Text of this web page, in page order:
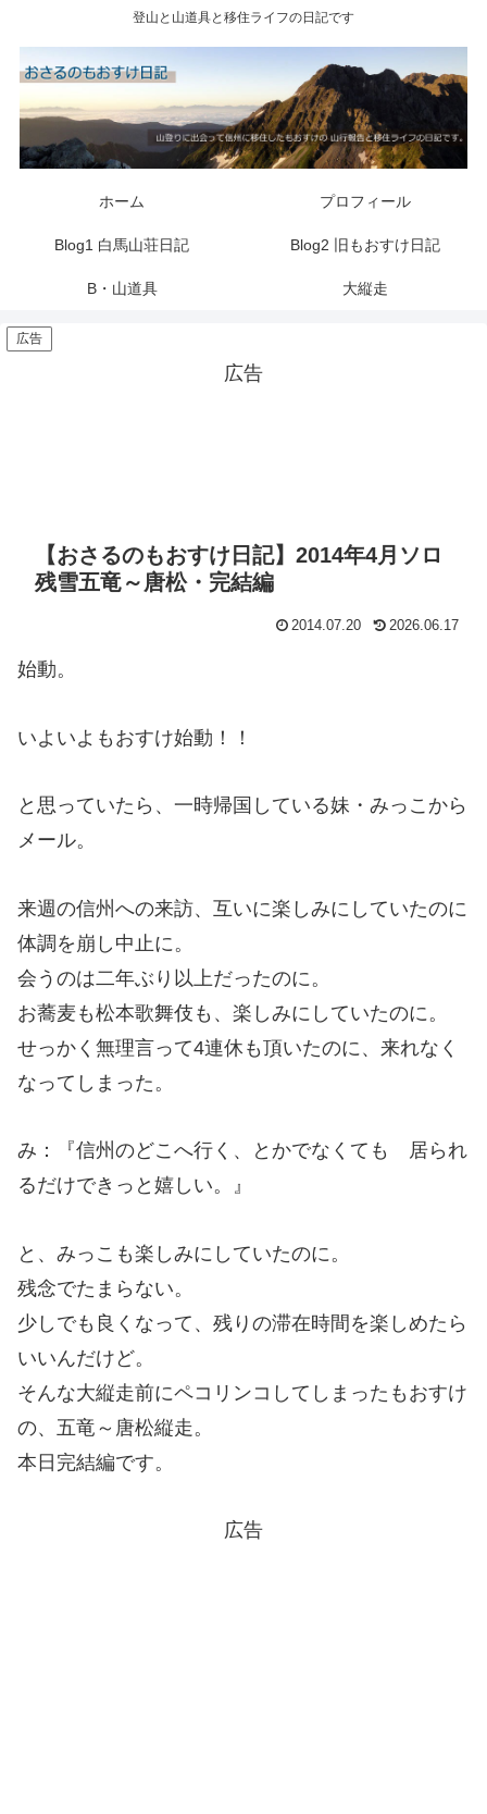
登山と山道具と移住ライフの日記です
ホーム プロフィール
Blog1 白馬山荘日記 Blog2 旧もおすけ日記
B・山道具 大縦走
広告
広告
【おさるのもおすけ日記】2014年4月ソロ
残雪五竜～唐松・完結編
2014.07.20 2026.06.17
始動。
いよいよもおすけ始動！！
と思っていたら、一時帰国している妹・みっこから
メール。
来週の信州への来訪、互いに楽しみにしていたのに
体調を崩し中止に。
会うのは二年ぶり以上だったのに。
お蕎麦も松本歌舞伎も、楽しみにしていたのに。
せっかく無理言って4連休も頂いたのに、来れなく
なってしまった。
み：『信州のどこへ行く、とかでなくても 居られ
るだけできっと嬉しい。』
と、みっこも楽しみにしていたのに。
残念でたまらない。
少しでも良くなって、残りの滞在時間を楽しめたら
いいんだけど。
そんな大縦走前にペコリンコしてしまったもおすけ
の、五竜～唐松縦走。
本日完結編です。
広告